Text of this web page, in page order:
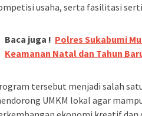
usaha, serta fasilitasi
Baca juga ! Polres Sukabumi
Keamanan Natal dan Tahun
tersebut menjadi salah
UMKM lokal agar